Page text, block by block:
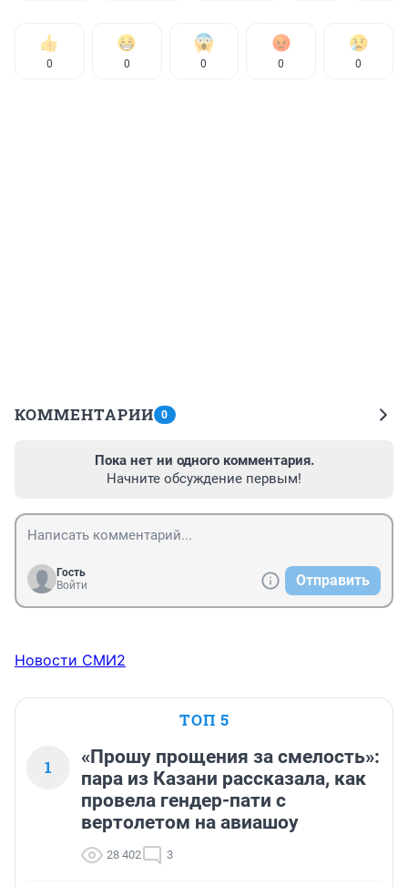
0 0 0 0 0
КОММЕНТАРИИ 0
Пока нет ни одного комментария.
Начните обсуждение первым!
Гость
Войти
Отправить
Новости СМИ2
ТОП 5
1
«Прошу прощения за смелость»:
пара из Казани рассказала, как
провела гендер-пати с
вертолетом на авиашоу
28 402 3